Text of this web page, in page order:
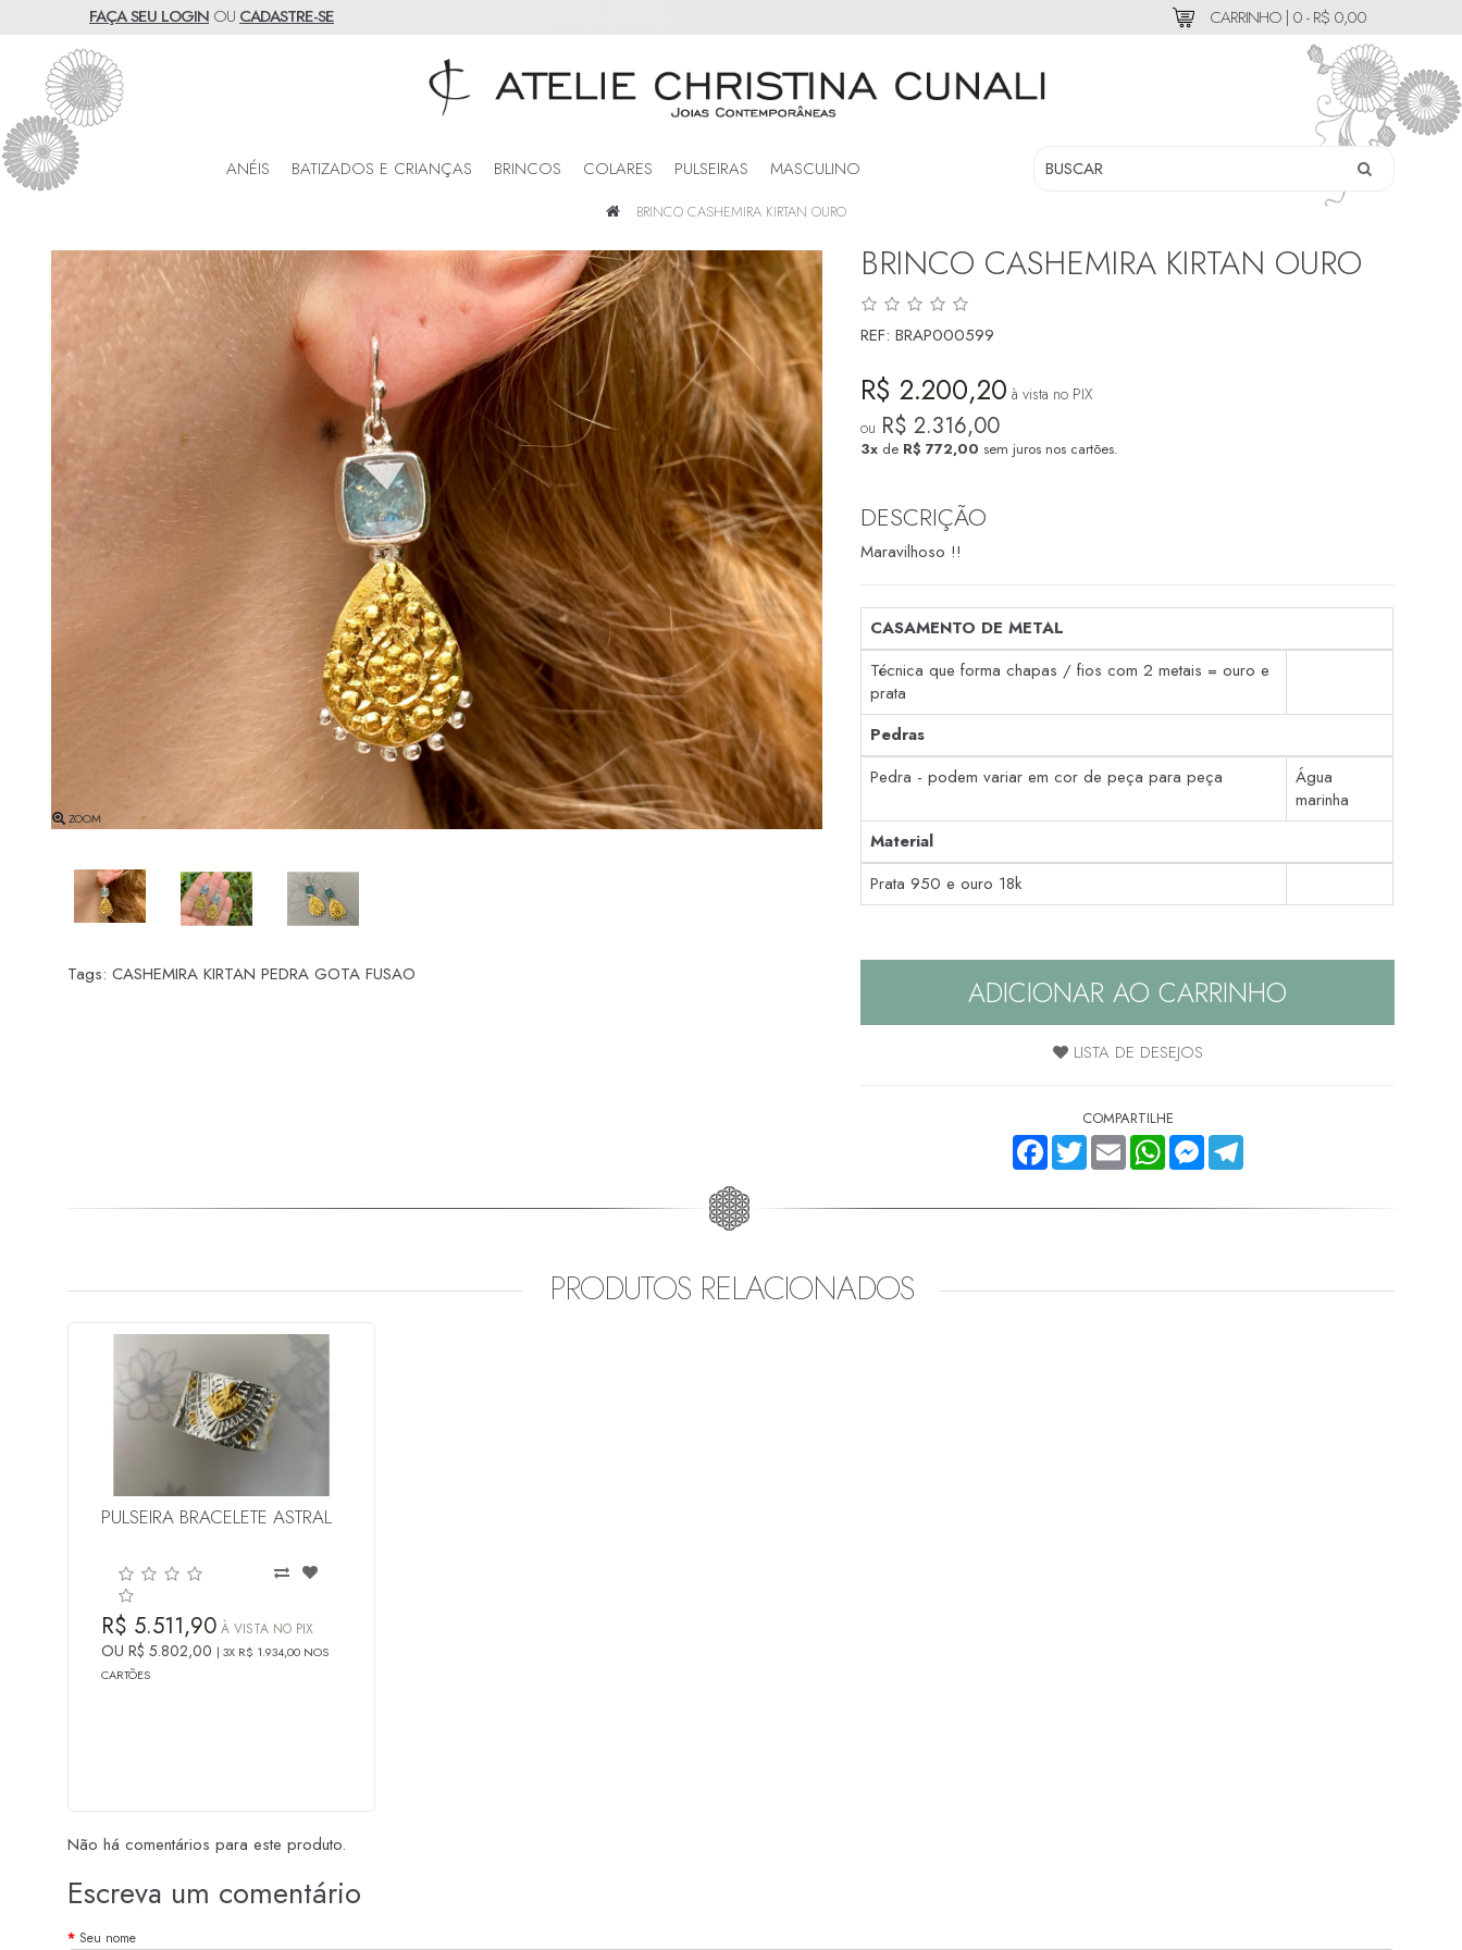
FAÇA SEU LOGIN OU CADASTRE-SE CARRINHO | 0 - R$ 0,00
ANÉIS BATIZADOS E CRIANÇAS BRINCOS COLARES PULSEIRAS MASCULINO
BRINCO CASHEMIRA KIRTAN OURO
ZOOM
Tags: CASHEMIRA KIRTAN PEDRA GOTA FUSAO
BRINCO CASHEMIRA KIRTAN OURO
REF:BRAP000599
R$ 2.200,20 à vista no PIX
ou R$ 2.316,00
3x de R$ 772,00 sem juros nos cartões.
DESCRIÇÃO
Maravilhoso !!
CASAMENTO DE METAL
Técnica que forma chapas / fios com 2 metais = ouro e
prata
Pedras
Pedra - podem variar em cor de peça para peça
Água
marinha
Material
Prata 950 e ouro 18k
ADICIONAR AO CARRINHO
LISTA DE DESEJOS
COMPARTILHE
FACEBOOKTWITTEREMAIL WHATSAPPMESSENGER
TELEGRAM
PRODUTOS RELACIONADOS
PULSEIRA BRACELETE ASTRAL
R$ 5.511,90 À VISTA NO PIX
OU R$ 5.802,00
3X R$ 1.934,00 NOS
CARTÕES
Não há comentários para este produto.
Escreva um comentário
Seu nome